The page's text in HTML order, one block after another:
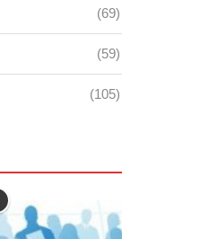
(69)
(59)
(105)